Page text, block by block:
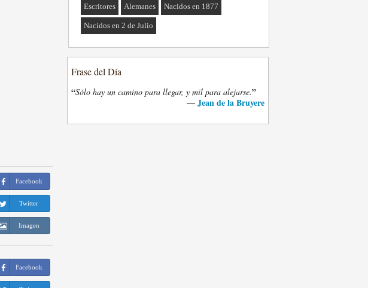
Facebook
Twitter
Imagen
Facebook
Escritores Alemanes Nacidos en 1877
Nacidos en 2 de Julio
Frase del Día
“Sólo hay un camino para llegar, y mil para alejarse.”
— Jean de la Bruyere